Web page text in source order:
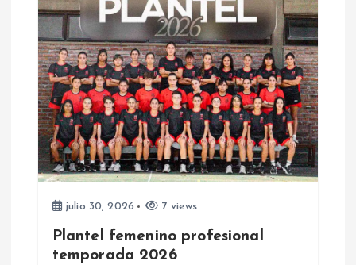
s
julio 30, 2026 7 views
Plantel femenino profesional
temporada 2026